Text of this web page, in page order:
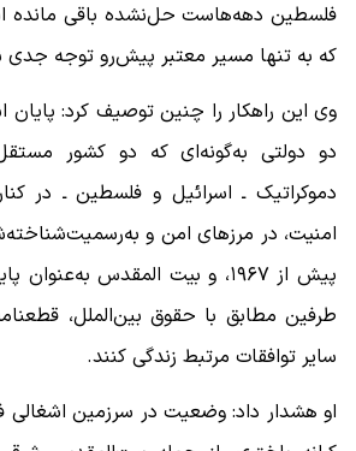
فلسطین دهه‌هاست حل‌نشده باقی مانده
که به تنها مسیر معتبر پیش‌رو توجه جدی
وی این راهکار را چنین توصیف کرد:
دو دولتی به‌گونه‌ای که دو کشور
دموکراتیک ـ اسرائیل و فلسطین ـ در
امنیت، در مرز‌های امن و
پیش از ۱۹۶۷، و بیت المقدس
طرفین مطابق با حقوق بین‌الملل،
سایر توافقات مرتبط زندگی کنند.
او هشدار داد: وضعیت در سرزمین اشغالی